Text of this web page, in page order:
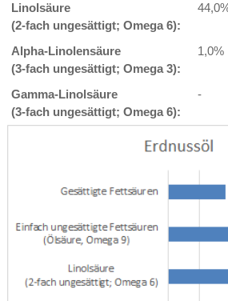
Linolsäure
(2-fach ungesättigt; Omega 6):
Alpha-Linolensäure
(3-fach ungesättigt; Omega 3):
1,0%
Gamma-Linolsäure
(3-fach ungesättigt; Omega 6):
-